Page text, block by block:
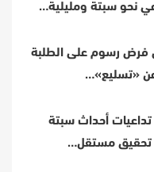
نحو سبتة ومليلية…
فرض رسوم على الطلبة
عن «تسليع»…
أحداث سبتة
تحقيق مستقل…